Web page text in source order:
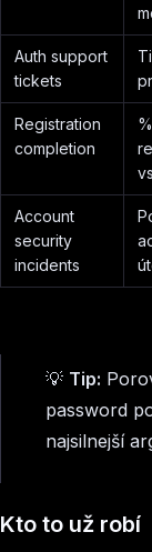
Auth support
tickets
Registration
completion
Account
security
incidents
💡 Tip:
password
najsilnejší
Kto to už robí